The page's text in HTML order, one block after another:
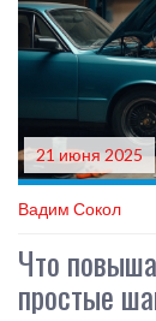
21 июня 2025
Вадим Сокол
Что
простые